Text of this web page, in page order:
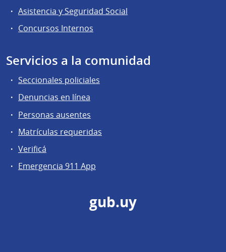
Asistencia y Seguridad Social
Concursos Internos
Servicios a la comunidad
Seccionales policiales
Denuncias en línea
Personas ausentes
Matrículas requeridas
Verificá
Emergencia 911 App
gub.uy